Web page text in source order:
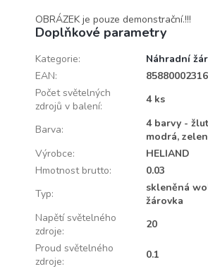
OBRÁZEK je pouze demonstrační.!!!
Doplňkové parametry
Kategorie:
Náhradní
EAN:
Počet světelných
zdrojů v balení:
4 ks
Barva:
4 barvy -
modrá,
Výrobce:
HELIAND
Hmotnost brutto:
0.03
Typ:
skleněná
žárovka
Napětí světelného
zdroje:
20
Proud světelného
zdroje:
0.1